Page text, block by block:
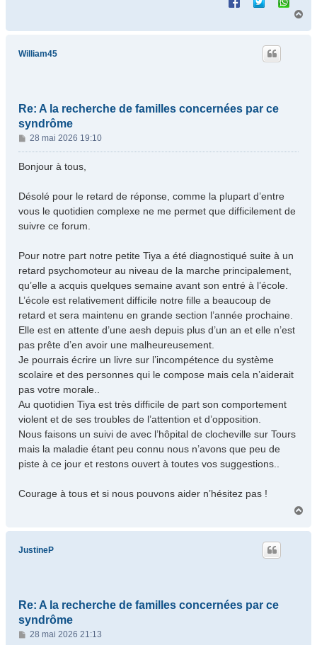
William45
Re: A la recherche de familles concernées par ce
syndrôme
M
e
s
g
e
28 mai 2026 19:10
Bonjour à tous,
Désolé pour le retard de réponse, comme la plupart d’entre
vous le quotidien complexe ne me permet que difficilement de
suivre ce forum.
Pour notre part notre petite Tiya a été diagnostiqué suite à un
retard psychomoteur au niveau de la marche principalement,
qu’elle a acquis quelques semaine avant son entré à l’école.
L’école est relativement difficile notre fille a beaucoup de
retard et sera maintenu en grande section l’année prochaine.
Elle est en attente d’une aesh depuis plus d’un an et elle n’est
pas prête d’en avoir une malheureusement.
Je pourrais écrire un livre sur l’incompétence du système
scolaire et des personnes qui le compose mais cela n’aiderait
pas votre morale..
Au quotidien Tiya est très difficile de part son comportement
violent et de ses troubles de l’attention et d’opposition.
Nous faisons un suivi de avec l’hôpital de clocheville sur Tours
mais la maladie étant peu connu nous n’avons que peu de
piste à ce jour et restons ouvert à toutes vos suggestions..
Courage à tous et si nous pouvons aider n’hésitez pas !
u
JustineP
Re: A la recherche de familles concernées par ce
syndrôme
M
28 mai 2026 21:13